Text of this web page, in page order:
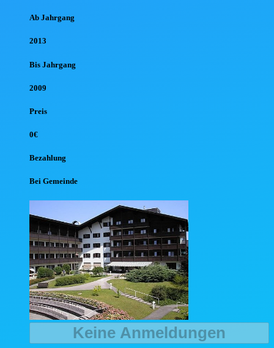
Ab Jahrgang
2013
Bis Jahrgang
2009
Preis
0€
Bezahlung
Bei Gemeinde
Keine Anmeldungen